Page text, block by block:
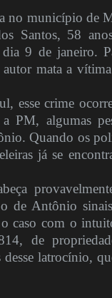
no município de
Santos, 58
9 de janeiro.
mata a
esse crime
PM, algumas
Quando os
já se
de Antônio
caso com o
de
latrocínio,